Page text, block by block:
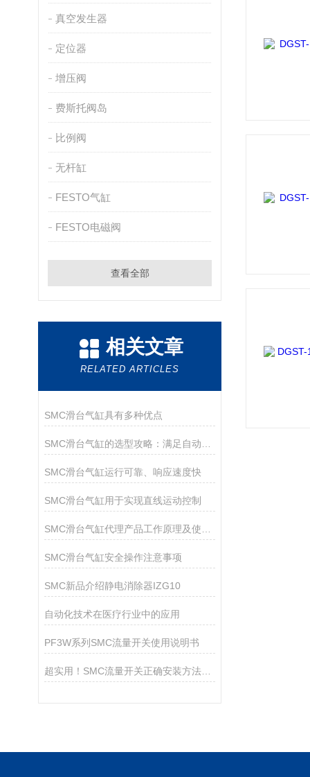
真空发生器
定位器
增压阀
费斯托阀岛
比例阀
无杆缸
FESTO气缸
FESTO电磁阀
查看全部
相关文章
RELATED ARTICLES
SMC滑台气缸具有多种优点
SMC滑台气缸运行可靠、响应速度快
SMC滑台气缸用于实现直线运动控制
SMC滑台气缸安全操作注意事项
SMC新品介绍静电消除器IZG10
自动化技术在医疗行业中的应用
PF3W系列SMC流量开关使用说明书
超实用！SMC流量开关正确安装方法全攻略